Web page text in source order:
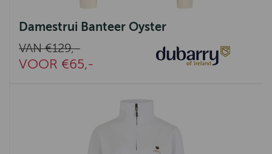
Damestrui Banteer Oyster
VAN €129,-
VOOR €65,-